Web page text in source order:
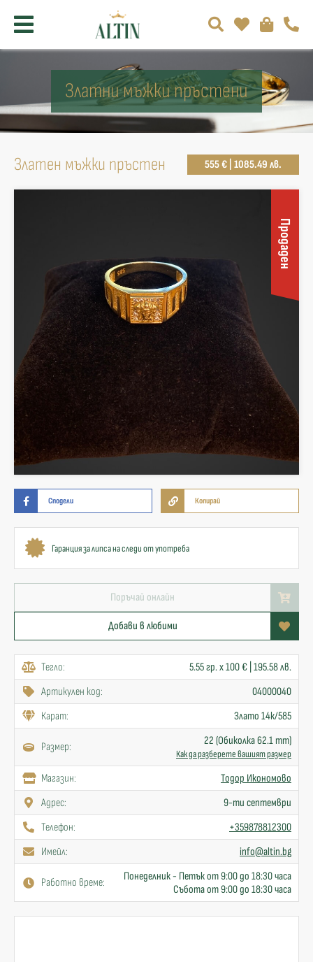
Златни мъжки пръстени
Златен мъжки пръстен 555 € | 1085.49 лв.
Продаден
Сподели Копирай
Гаранция за липса на следи от употреба
Поръчай онлайн
Добави в любими
Тегло:
5.55 гр. x 100 € | 195.58 лв.
Артикулен код:
04000040
Карат:
Злато 14к/585
Размер: 22 (Обиколка 62.1 mm)
Как да разберете вашият размер
Mагазин:
Тодор Икономово
Адрес:
9-ти септември
Телефон:
+359878812300
Имейл:
info@altin.bg
Работно време:
Понеделник - Петък от 9:00 до 18:30 часа
Събота от 9:00 до 18:30 часа